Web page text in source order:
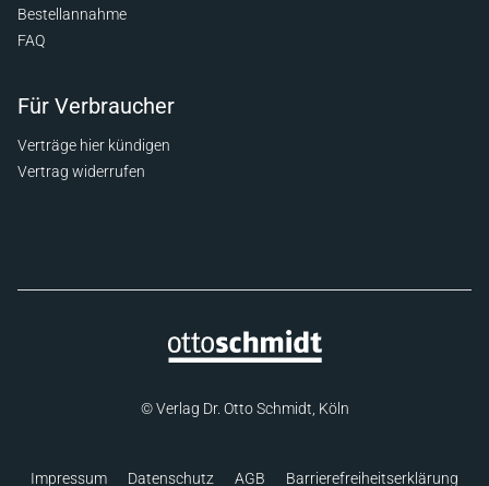
Bestellannahme
FAQ
Für Verbraucher
Verträge hier kündigen
Vertrag widerrufen
© Verlag Dr. Otto Schmidt, Köln
Impressum Datenschutz AGB Barrierefreiheitserklärung